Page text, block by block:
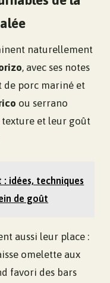
naturellement
, avec ses notes
de porc mariné et
ou serrano
et leur goût
idées, techniques
de goût
aussi leur place :
omelette aux
favori des bars